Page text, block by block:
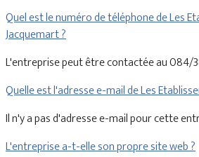
Quel est le numéro de téléphone de Les
Jacquemart ?
L'entreprise peut être contactée au 084/
Quelle est l'adresse e-mail de Les
Il n'y a pas d'adresse e-mail pour cette
L'entreprise a-t-elle son propre site web ?